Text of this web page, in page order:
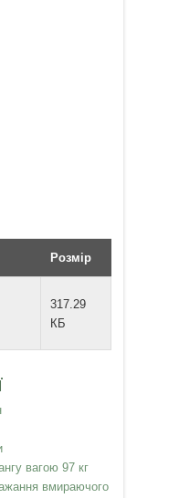
Розмір
317.29
КБ
вагою 97 кг
вмираючого